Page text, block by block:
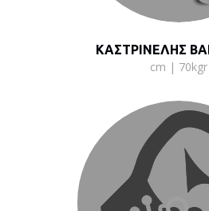
ΚΑΣΤΡΙΝΕΛΗΣ
cm | 70kgr